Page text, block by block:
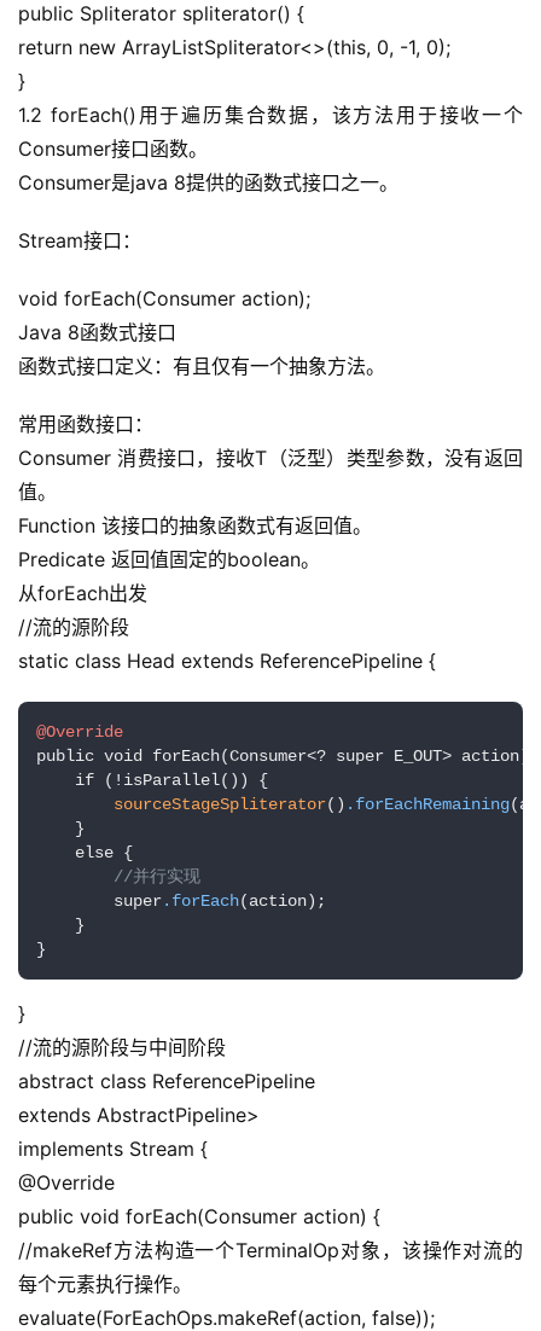
public Spliterator spliterator() {
return new ArrayListSpliterator<>(this, 0, -1, 0);
}
1.2 forEach()用于遍历集合数据，该方法用于接收一个
Consumer接口函数。
Consumer是java 8提供的函数式接口之一。
Stream接口：
void forEach(Consumer action);
Java 8函数式接口
函数式接口定义：有且仅有一个抽象方法。
常用函数接口：
Consumer 消费接口，接收T（泛型）类型参数，没有返回
值。
Function 该接口的抽象函数式有返回值。
Predicate 返回值固定的boolean。
从forEach出发
//流的源阶段
static class Head extends ReferencePipeline {
@Override
public void forEach(Consumer<? super E_OUT> action)
    if (!isParallel()) {
sourceStageSpliterator() .forEachRemaining
    }
    else {
//并行实现
        super
.forEach(action);
    }
}
}
//流的源阶段与中间阶段
abstract class ReferencePipeline
extends AbstractPipeline>
implements Stream {
@Override
public void forEach(Consumer action) {
//makeRef方法构造一个TerminalOp对象，该操作对流的
每个元素执行操作。
evaluate(ForEachOps.makeRef(action, false));